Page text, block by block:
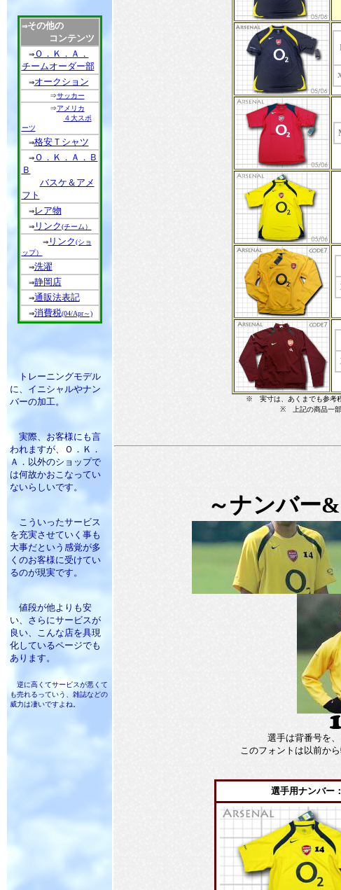
⇒その他の
コンテンツ
⇒Ｏ．Ｋ．Ａ．
チームオーダー部
⇒オークション
⇒サッカー
⇒アメリカ
４大スポ
ーツ
⇒格安Ｔシャツ
⇒Ｏ．Ｋ．Ａ．Ｂ
Ｂ
バスケ＆アメ
フト
⇒レア物
⇒リンク(チーム）
⇒リンク(ショ
ップ）
⇒洗濯
⇒静岡店
⇒通販法表記
⇒消費税(04/Apr～)
トレーニングモデル
に、イニシャルやナン
バーの加工。
実際、お客様にも言
われますが、Ｏ．Ｋ．
Ａ．以外のショップで
は何故かおこなってい
ないらしいです。
こういったサービス
を充実させていく事も
大事だという感覚が多
くのお客様に受けてい
るのが現実です。
値段が他よりも安
い、さらにサービスが
良い、こんな店を具現
化しているページでも
あります。
逆に高くてサービスが悪くて
も売れるっていう、雑誌などの
威力は凄いですよね。
※ 実寸は、あくまでも参考程
※ 上記の商品一部
～ナンバー
選手は背番号を
このフォントは以前か
選手用ナンバー：